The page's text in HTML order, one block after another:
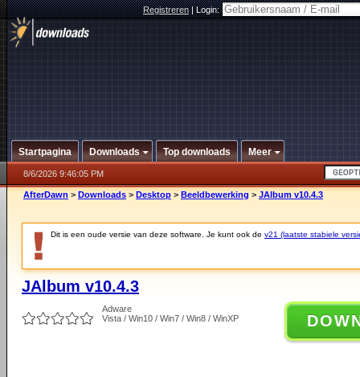
Registreren|Login:
Startpagina Downloads Top downloads Meer
8/6/2026 9:46:05 PM
AfterDawn > Downloads > Desktop > Beeldbewerking > JAlbum v10.4.3
Dit is een oude versie van deze software. Je kunt ook de v21 (laatste stabiele
JAlbum v10.4.3
Adware
Vista / Win10 / Win7 / Win8 / WinXP